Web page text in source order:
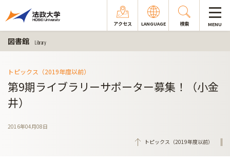
アクセス LANGUAGE 検索 MENU
図書館 Library
トピックス（2019年度以前）
第9期ライブラリーサポーター募集！（小金
井）
2016年04月08日
トピックス（2019年度以前）